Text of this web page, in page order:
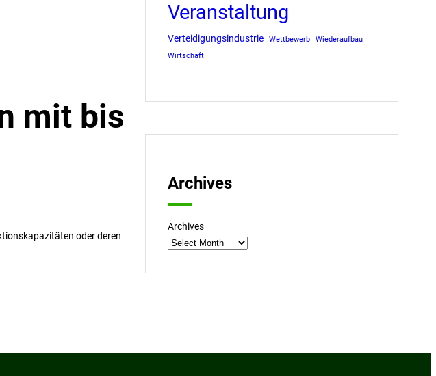
mit bis
oder deren
Veranstaltung
Verteidigungsindustrie Wettbewerb
Wiederaufbau
Wirtschaft
Archives
Archives